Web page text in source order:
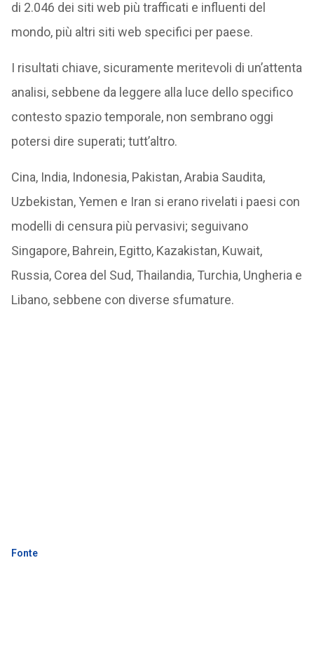
di 2.046 dei siti web più trafficati e influenti del
mondo, più altri siti web specifici per paese.
I risultati chiave, sicuramente meritevoli di un’attenta
analisi, sebbene da leggere alla luce dello specifico
contesto spazio temporale, non sembrano oggi
potersi dire superati; tutt’altro.
Cina, India, Indonesia, Pakistan, Arabia Saudita,
Uzbekistan, Yemen e Iran si erano rivelati i paesi con
modelli di censura più pervasivi; seguivano
Singapore, Bahrein, Egitto, Kazakistan, Kuwait,
Russia, Corea del Sud, Thailandia, Turchia, Ungheria e
Libano, sebbene con diverse sfumature.
Fonte